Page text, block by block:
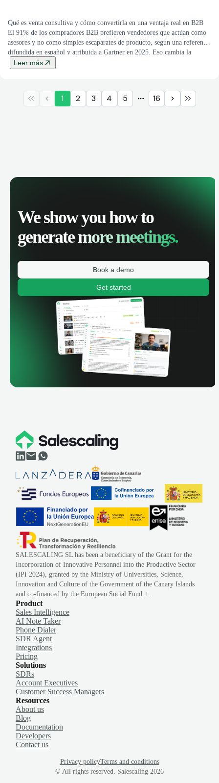
Qué es venta consultiva y cómo convertirla en una ventaja real en B2B
El 91% de los compradores B2B prefieren vendedores que actúan como
asesores y no como simples escaparates de producto, según una referencia
difundida en español y atribuida a Gartner en 2025. Eso cambia la
pregunta de fondo, porque qué es venta consultiva […]
Leer más
1 2 3 4 5 16
We show you how to
generatemore meetings.
Book a demo
Get started
SALESCALING SL has been a beneficiary of the Grant for the
Incorporation of Innovative Personnel into the Productive Sector
(IPI 2024), granted by the Ministry of Universities, Science,
Innovation and Culture of the Government of the Canary Islands
and co-financed by the European Social Fund +.
Product
Sales Intelligence
AI Note Taker
Phone Dialer
SDR Agent
Integrations
Pricing
Solutions
SDRs
Account Executives
Customer Success Managers
Resources
About us
Blog
Documentation
Developers
Contact us
© All rights reserved. Salescaling 2026
Privacy policyTerms and conditions